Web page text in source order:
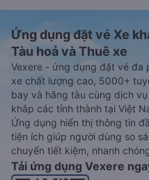
Ứng dụng đặt vé Xe
Tàu hoả và Thuê xe
Vexere - ứng dụng đặt vé đa
xe chất lượng cao, 5000+
bay và hãng tàu cùng dịch
khắp các tỉnh thành tại Việt
Ứng dụng hiển thị thông tin
tiện ích giúp người dùng so
chuyển tiết kiệm, nhanh
Tải ứng dụng Vexere